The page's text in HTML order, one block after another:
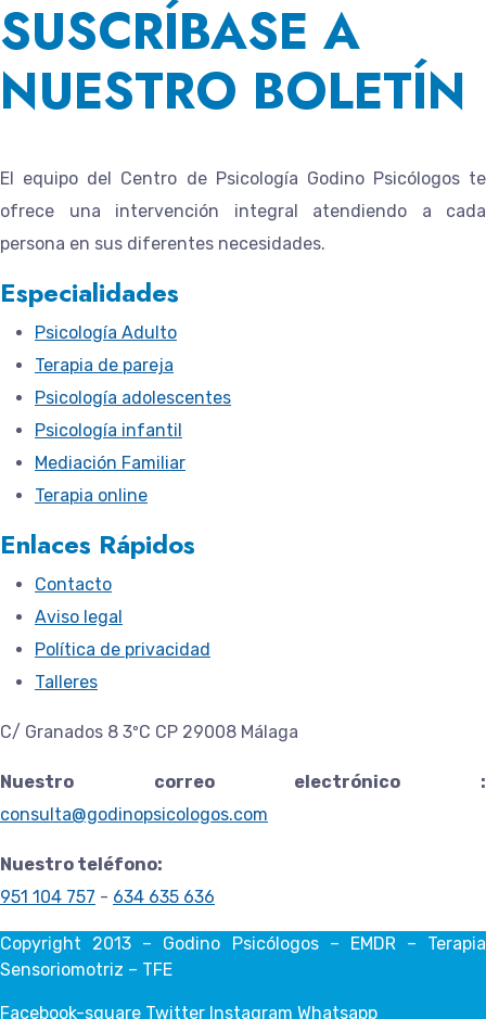
SUSCRÍBASE A
NUESTRO BOLETÍN
El equipo del Centro de Psicología Godino Psicólogoste
ofrece una intervención integral atendiendo a cada
persona en sus diferentes necesidades.
Especialidades
Psicología Adulto
Terapia de pareja
Psicología adolescentes
Psicología infantil
Mediación Familiar
Terapia online
Enlaces Rápidos
Contacto
Aviso legal
Política de privacidad
Talleres
C/ Granados 8 3ºC CP 29008 Málaga
Nuestro correo electrónico :
consulta@godinopsicologos.com
Nuestro teléfono:
951 104 757 - 634 635 636
Copyright 2013 – Godino Psicólogos – EMDR – Terapia
Sensoriomotriz – TFE
Facebook-square Twitter Instagram Whatsapp